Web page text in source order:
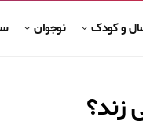
و کودک نوجوان
زند؟